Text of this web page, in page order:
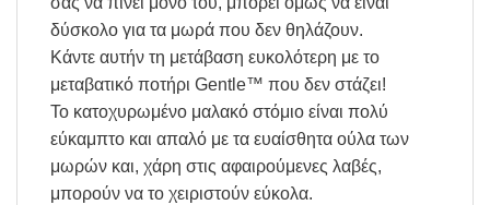
δύσκολο για τα μωρά που δεν θηλάζουν.
Κάντε αυτήν τη μετάβαση ευκολότερη με το
μεταβατικό ποτήρι Gentle™ που δεν στάζει!
Το κατοχυρωμένο μαλακό στόμιο είναι πολύ
εύκαμπτο και απαλό με τα ευαίσθητα ούλα των
μωρών και, χάρη στις αφαιρούμενες λαβές,
μπορούν να το χειριστούν εύκολα.